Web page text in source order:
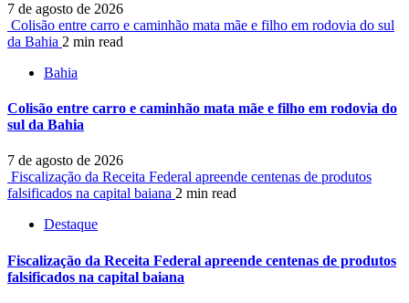
7 de agosto de 2026
Colisão entre carro e caminhão mata mãe e filho em rodovia do sul
da Bahia 2 min read
Bahia
Colisão entre carro e caminhão mata mãe e filho em rodovia do
sul da Bahia
7 de agosto de 2026
Fiscalização da Receita Federal apreende centenas de produtos
falsificados na capital baiana 2 min read
Destaque
Fiscalização da Receita Federal apreende centenas de produtos
falsificados na capital baiana